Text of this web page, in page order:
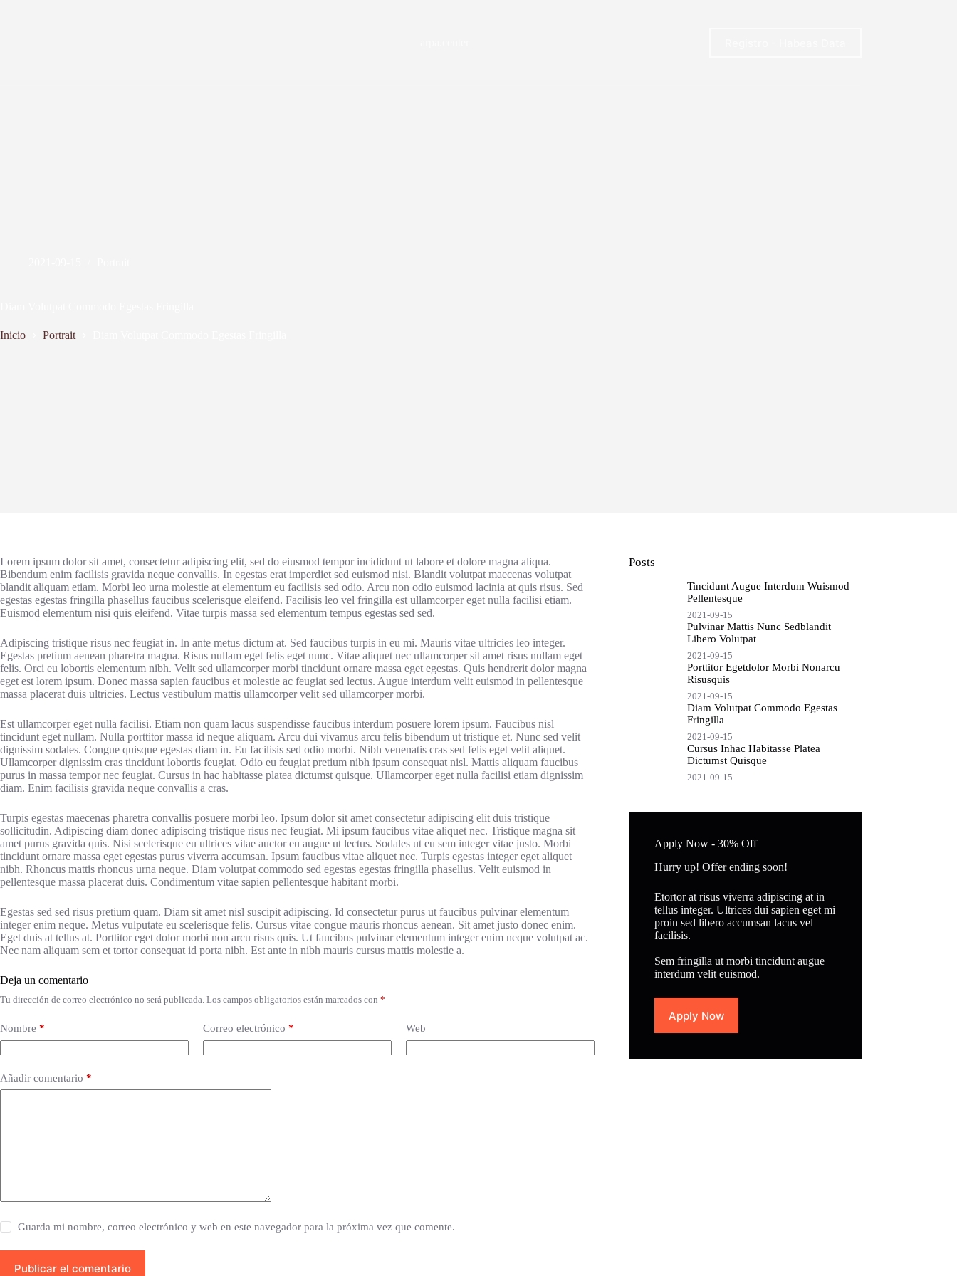
Inicio Portrait
Lorem ipsum dolor sit amet, consectetur adipiscing elit, sed do eiusmod tempor incididunt ut labore et dolore magna aliqua.
Bibendum enim facilisis gravida neque convallis. In egestas erat imperdiet sed euismod nisi. Blandit volutpat maecenas volutpat
blandit aliquam etiam. Morbi leo urna molestie at elementum eu facilisis sed odio. Arcu non odio euismod lacinia at quis risus. Sed
egestas egestas fringilla phasellus faucibus scelerisque eleifend. Facilisis leo vel fringilla est ullamcorper eget nulla facilisi etiam.
Euismod elementum nisi quis eleifend. Vitae turpis massa sed elementum tempus egestas sed sed.
Adipiscing tristique risus nec feugiat in. In ante metus dictum at. Sed faucibus turpis in eu mi. Mauris vitae ultricies leo integer.
Egestas pretium aenean pharetra magna. Risus nullam eget felis eget nunc. Vitae aliquet nec ullamcorper sit amet risus nullam eget
felis. Orci eu lobortis elementum nibh. Velit sed ullamcorper morbi tincidunt ornare massa eget egestas. Quis hendrerit dolor magna
eget est lorem ipsum. Donec massa sapien faucibus et molestie ac feugiat sed lectus. Augue interdum velit euismod in pellentesque
massa placerat duis ultricies. Lectus vestibulum mattis ullamcorper velit sed ullamcorper morbi.
Est ullamcorper eget nulla facilisi. Etiam non quam lacus suspendisse faucibus interdum posuere lorem ipsum. Faucibus nisl
tincidunt eget nullam. Nulla porttitor massa id neque aliquam. Arcu dui vivamus arcu felis bibendum ut tristique et. Nunc sed velit
dignissim sodales. Congue quisque egestas diam in. Eu facilisis sed odio morbi. Nibh venenatis cras sed felis eget velit aliquet.
Ullamcorper dignissim cras tincidunt lobortis feugiat. Odio eu feugiat pretium nibh ipsum consequat nisl. Mattis aliquam faucibus
purus in massa tempor nec feugiat. Cursus in hac habitasse platea dictumst quisque. Ullamcorper eget nulla facilisi etiam dignissim
diam. Enim facilisis gravida neque convallis a cras.
Turpis egestas maecenas pharetra convallis posuere morbi leo. Ipsum dolor sit amet consectetur adipiscing elit duis tristique
sollicitudin. Adipiscing diam donec adipiscing tristique risus nec feugiat. Mi ipsum faucibus vitae aliquet nec. Tristique magna sit
amet purus gravida quis. Nisi scelerisque eu ultrices vitae auctor eu augue ut lectus. Sodales ut eu sem integer vitae justo. Morbi
tincidunt ornare massa eget egestas purus viverra accumsan. Ipsum faucibus vitae aliquet nec. Turpis egestas integer eget aliquet
nibh. Rhoncus mattis rhoncus urna neque. Diam volutpat commodo sed egestas egestas fringilla phasellus. Velit euismod in
pellentesque massa placerat duis. Condimentum vitae sapien pellentesque habitant morbi.
Egestas sed sed risus pretium quam. Diam sit amet nisl suscipit adipiscing. Id consectetur purus ut faucibus pulvinar elementum
integer enim neque. Metus vulputate eu scelerisque felis. Cursus vitae congue mauris rhoncus aenean. Sit amet justo donec enim.
Eget duis at tellus at. Porttitor eget dolor morbi non arcu risus quis. Ut faucibus pulvinar elementum integer enim neque volutpat ac.
Nec nam aliquam sem et tortor consequat id porta nibh. Est ante in nibh mauris cursus mattis molestie a.
Deja un comentario
Tu dirección de correo electrónico no será publicada. Los campos obligatorios están marcados con *
Nombre * Correo electrónico * Web
Añadir comentario *
Guarda mi nombre, correo electrónico y web en este navegador para la próxima vez que comente.
Publicar el comentario
Posts
Tincidunt Augue Interdum Wuismod
Pellentesque
2021-09-15
Pulvinar Mattis Nunc Sedblandit
Libero Volutpat
2021-09-15
Porttitor Egetdolor Morbi Nonarcu
Risusquis
2021-09-15
Diam Volutpat Commodo Egestas
Fringilla
2021-09-15
Cursus Inhac Habitasse Platea
Dictumst Quisque
2021-09-15
Apply Now - 30% Off
Hurry up! Offer ending soon!
Etortor at risus viverra adipiscing at in
tellus integer. Ultrices dui sapien eget mi
proin sed libero accumsan lacus vel
facilisis.
Sem fringilla ut morbi tincidunt augue
interdum velit euismod.
Apply Now